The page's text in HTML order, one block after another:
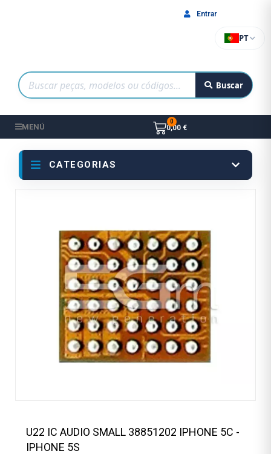
Buscar
PT
Entrar
MENÚ 0,00 €
CATEGORIAS
U22 IC AUDIO SMALL 38851202 IPHONE 5C -
IPHONE 5S